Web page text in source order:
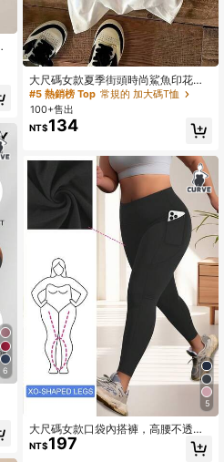
6
大尺碼女款夏季街頭時尚鯊魚印花海
洋保育設計寬鬆短袖T恤休閒白色
#5 熱銷榜 Top 常規的 加大碼T恤
100+售出
NT$134
5
大尺碼女款口袋內搭褲，高腰不透膚
收腹運動內搭褲，高腰健身 7/8 長度
跑步運動內搭褲
NT$197